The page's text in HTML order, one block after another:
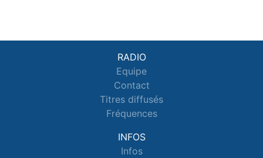
RADIO
Equipe
Contact
Titres diffusés
Fréquences
INFOS
Infos